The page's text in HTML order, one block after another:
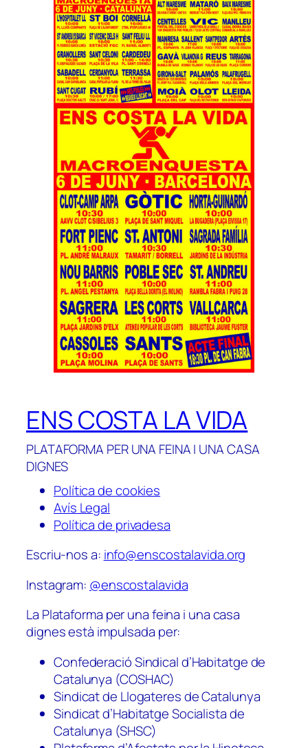
ENS COSTA LA VIDA
PLATAFORMA PER UNA FEINA I UNA CASA
DIGNES
Política de cookies
Avís Legal
Política de privadesa
Escriu-nos a: info@enscostalavida.org
Instagram: @enscostalavida
La Plataforma per una feina i una casa
dignes està impulsada per:
Confederació Sindical d’Habitatge de
Catalunya (COSHAC)
Sindicat de Llogateres de Catalunya
Sindicat d’Habitatge Socialista de
Catalunya (SHSC)